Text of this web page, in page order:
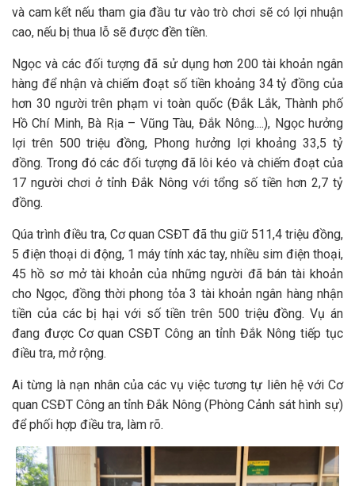
và cam kết nếu tham gia đầu tư vào trò chơi sẽ có lợi nhuận
cao, nếu bị thua lỗ sẽ được đền tiền.
Ngọc và các đối tượng đã sử dụng hơn 200 tài khoản ngân
hàng để nhận và chiếm đoạt số tiền khoảng 34 tỷ đồng của
hơn 30 người trên phạm vi toàn quốc (Đắk Lắk, Thành phố
Hồ Chí Minh, Bà Rịa – Vũng Tàu, Đắk Nông....), Ngọc hưởng
lợi trên 500 triệu đồng, Phong hưởng lợi khoảng 33,5 tỷ
đồng. Trong đó các đối tượng đã lôi kéo và chiếm đoạt của
17 người chơi ở tỉnh Đắk Nông với tổng số tiền hơn 2,7 tỷ
đồng.
Qúa trình điều tra, Cơ quan CSĐT đã thu giữ 511,4 triệu đồng,
5 điện thoại di động, 1 máy tính xác tay, nhiều sim điện thoại,
45 hồ sơ mở tài khoản của những người đã bán tài khoản
cho Ngọc, đồng thời phong tỏa 3 tài khoản ngân hàng nhận
tiền của các bị hại với số tiền trên 500 triệu đồng. Vụ án
đang được Cơ quan CSĐT Công an tỉnh Đắk Nông tiếp tục
điều tra, mở rộng.
Ai từng là nạn nhân của các vụ việc tương tự liên hệ với Cơ
quan CSĐT Công an tỉnh Đắk Nông (Phòng Cảnh sát hình sự)
để phối hợp điều tra, làm rõ.